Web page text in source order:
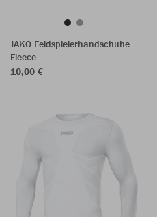
JAKO Feldspielerhandschuhe
Fleece
10,00 €